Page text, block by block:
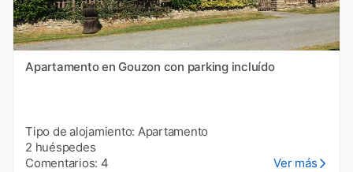
Apartamento en Gouzon con parking incluído
Tipo de alojamiento: Apartamento
2 huéspedes
Comentarios: 4
Ver más